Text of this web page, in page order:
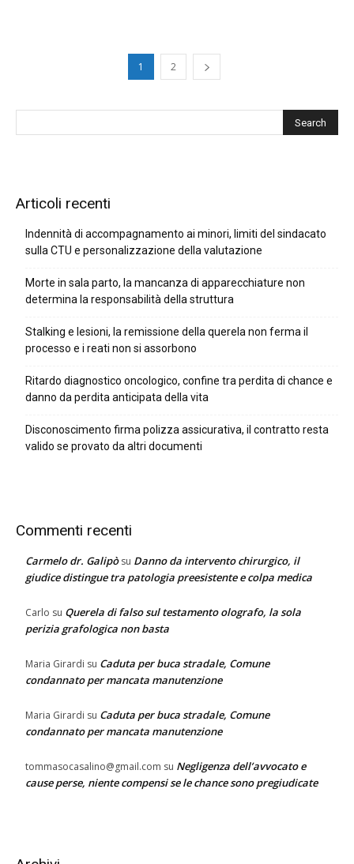
1 2
Articoli recenti
Indennità di accompagnamento ai minori, limiti del sindacato
sulla CTU e personalizzazione della valutazione
Morte in sala parto, la mancanza di apparecchiature non
determina la responsabilità della struttura
Stalking e lesioni, la remissione della querela non ferma il
processo e i reati non si assorbono
Ritardo diagnostico oncologico, confine tra perdita di chance e
danno da perdita anticipata della vita
Disconoscimento firma polizza assicurativa, il contratto resta
valido se provato da altri documenti
Commenti recenti
Carmelo dr. Galipòsu Danno da intervento chirurgico, il
giudice distingue tra patologia preesistente e colpa medica
Carlo su Querela di falso sul testamento olografo, la sola
perizia grafologica non basta
Maria Girardi su Caduta per buca stradale, Comune
condannato per mancata manutenzione
Maria Girardi su Caduta per buca stradale, Comune
condannato per mancata manutenzione
tommasocasalino@gmail.com su Negligenza dell’avvocato e
cause perse, niente compensi se le chance sono pregiudicate